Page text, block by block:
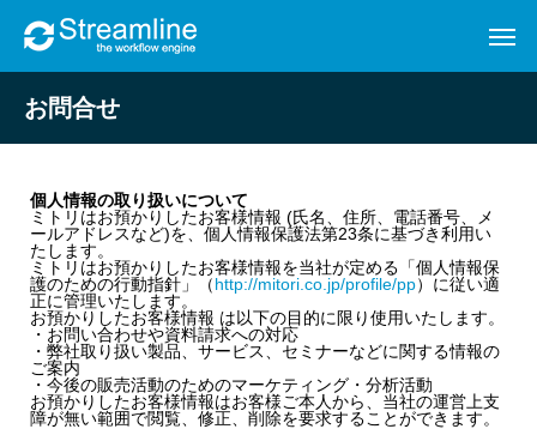
お問合せ
個人情報の取り扱いについて
ミトリはお預かりしたお客様情報 (氏名、住所、電話番号、メ
ールアドレスなど)を、個人情報保護法第23条に基づき利用い
たします。
ミトリはお預かりしたお客様情報を当社が定める「個人情報保
護のための行動指針」（http://mitori.co.jp/profile/pp）に従い適
正に管理いたします。
お預かりしたお客様情報 は以下の目的に限り使用いたします。
・お問い合わせや資料請求への対応
・弊社取り扱い製品、サービス、セミナーなどに関する情報の
ご案内
・今後の販売活動のためのマーケティング・分析活動
お預かりしたお客様情報はお客様ご本人から、当社の運営上支
障が無い範囲で閲覧、修正、削除を要求することができます。